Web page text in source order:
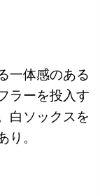
一体感のある
ラーを投入す
白ソックスを
。